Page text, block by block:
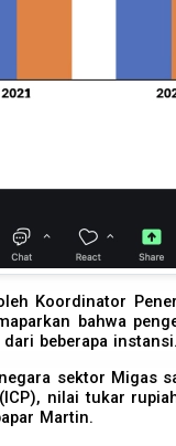
Koordinator
bahwa
beberapa instansi.
sektor Migas
nilai tukar
Martin.